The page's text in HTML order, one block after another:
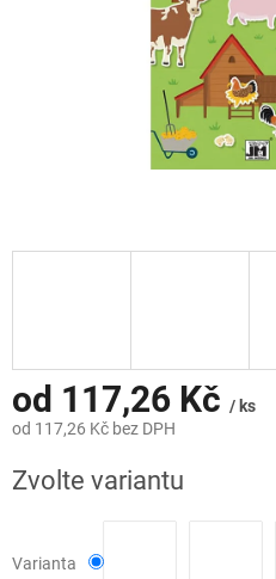
od 117,26 Kč / ks
od 117,26 Kč bez DPH
cena:
Zvolte variantu
Varianta